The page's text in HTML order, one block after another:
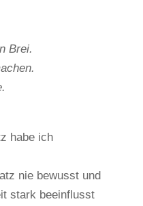
Brei.
habe ich
nie bewusst und
stark beeinflusst